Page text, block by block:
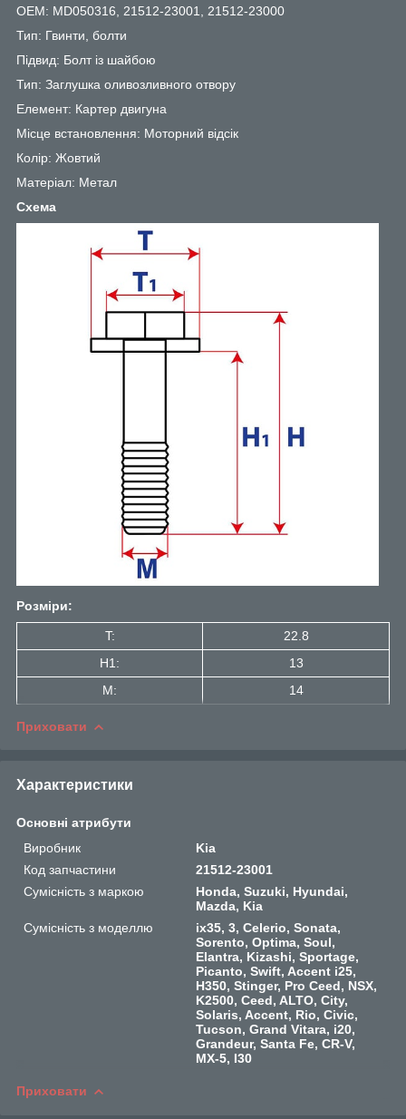
OEM: MD050316, 21512-23001, 21512-23000
Тип: Гвинти, болти
Підвид: Болт із шайбою
Тип: Заглушка оливозливного отвору
Елемент: Картер двигуна
Місце встановлення: Моторний відсік
Колір: Жовтий
Матеріал: Метал
Схема
Розміри:
T:
22.8
H1:
13
M:
14
Приховати
Характеристики
Основні атрибути
Виробник
Kia
Код запчастини
21512-23001
Сумісність з маркою
Honda, Suzuki, Hyundai,
Mazda, Kia
Сумісність з моделлю
ix35, 3, Celerio, Sonata,
Sorento, Optima, Soul,
Elantra, Kizashi, Sportage,
Picanto, Swift, Accent i25,
H350, Stinger, Pro Ceed, NSX,
K2500, Ceed, ALTO, City,
Solaris, Accent, Rio, Civic,
Tucson, Grand Vitara, i20,
Grandeur, Santa Fe, CR-V,
MX-5, I30
Приховати